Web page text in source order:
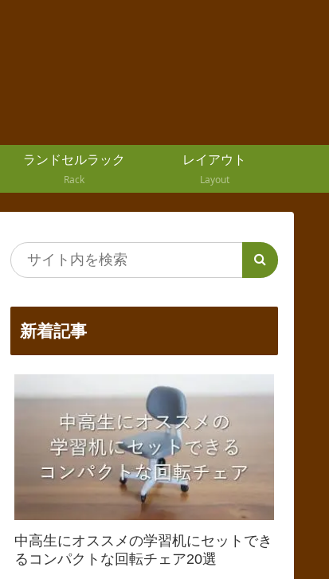
ランドセルラック
Rack
レイアウト
Layout
新着記事
中高生にオススメの学習机にセットでき
るコンパクトな回転チェア20選